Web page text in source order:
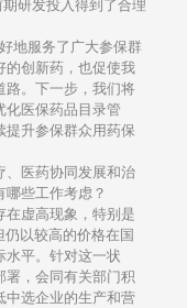
研发投入得到了合理
地服务了广大参保群
的创新药，也促使我
路。下一步，我们将
化医保药品目录管
提升参保群众用药保
、医药协同发展和治
些工作考虑？
在虚高现象，特别是
以较高的价格在国
水平。针对这一状
署，会同有关部门积
中选企业的生产和营